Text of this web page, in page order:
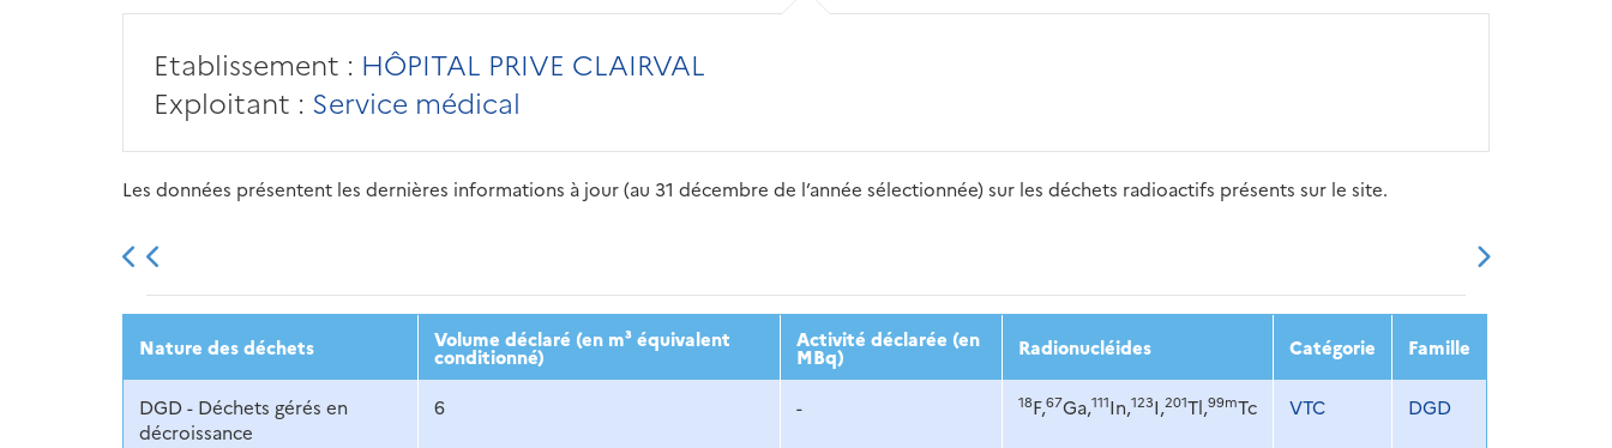
Etablissement : HÔPITAL PRIVE CLAIRVAL
Exploitant : Service médical
Les données présentent les dernières informations à jour (au 31 décembre de l’année sélectionnée) sur les déchets radioactifs présents sur le site.
2013 2014 2015 2016 2017 2018 2019 2020 2021 2022 2023
Nature des déchets Volume déclaré (en m³ équivalent
conditionné)
Activité déclarée (en
MBq) Radionucléides Catégorie Famille
DGD - Déchets gérés en
décroissance
6 - 18F,67Ga,111In,123I,201Tl,99mTc VTC DGD